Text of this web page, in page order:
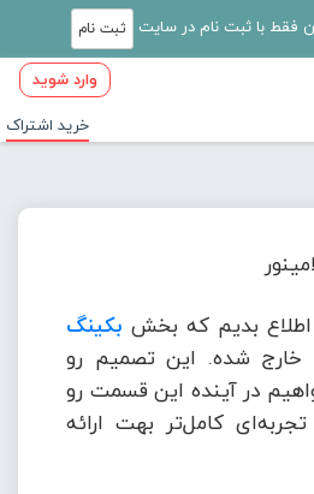
ثبت نام
وارد شوید
خرید اشتراک
بدیم که بخش بکینگ
شده. این تصمیم رو
در آینده این قسمت رو
کامل‌تر بهت ارائه